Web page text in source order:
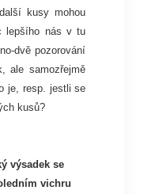
kusy mohou
lepšího nás v tu
dvě pozorování
ale samozřejmě
je, resp. jestli se
kusů?
výsadek se
vichru